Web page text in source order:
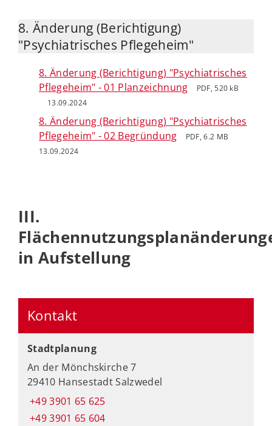
8. Änderung (Berichtigung)
"Psychiatrisches Pflegeheim"
8. Änderung (Berichtigung) "Psychiatrisches
Pflegeheim" - 01 Planzeichnung
PDF, 520 kB
13.09.2024
8. Änderung (Berichtigung) "Psychiatrisches
Pflegeheim" - 02 Begründung
PDF, 6.2 MB
13.09.2024
III.
in Aufstellung
Kontakt
Stadtplanung
An der Mönchskirche 7
29410 Hansestadt Salzwedel
+49 3901 65 625
+49 3901 65 604